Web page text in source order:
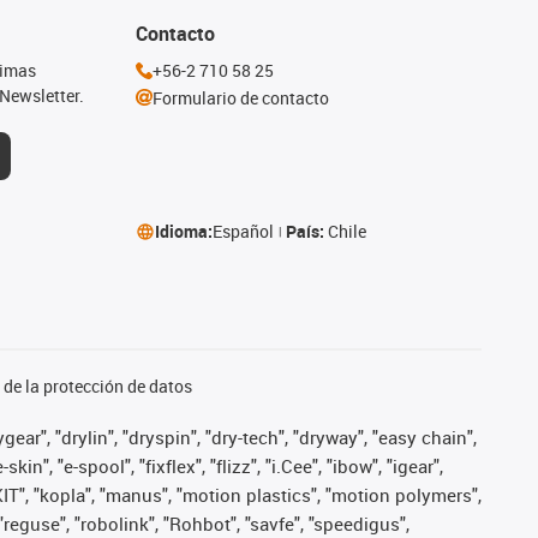
Contacto
+56-2 710 58 25
Formulario de contacto
Idioma:Español País: Chile
la protección de datos
"drylin", "dryspin", "dry-tech", "dryway", "easy chain",
"e-spool", "fixflex", "flizz", "i.Cee", "ibow", "igear",
"kopla", "manus", "motion plastics", "motion polymers",
"robolink", "Rohbot", "savfe", "speedigus",